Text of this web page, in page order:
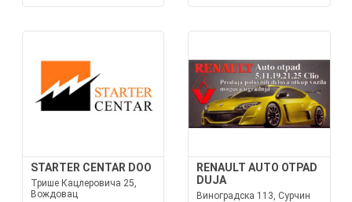
STARTER CENTAR DOO
Трише Кацлеровича 25,
Вождовац
RENAULT AUTO OTPAD
DUJA
Виноградска 113, Сурчин